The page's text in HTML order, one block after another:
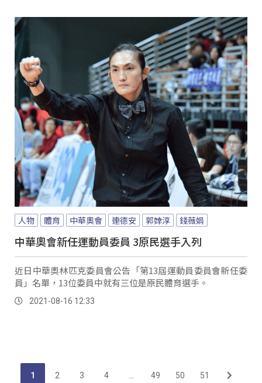
人物 體育 中華奧會 連德安 郭婞淳 錢薇娟
中華奧會新任運動員委員 3原民選手入列
近日中華奧林匹克委員會公告「第13屆運動員委員會新任委
員」名單，13位委員中就有三位是原民體育選手。
2021-08-16 12:33
1 2 3 4 49 50 51